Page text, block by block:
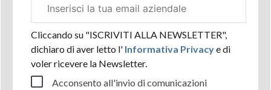
aziendale
Cliccando su "ISCRIVITI ALLA NEWSLETTER",
dichiaro di aver letto l'Informativa Privacye di
voler ricevere la Newsletter.
Acconsento all'invio di comunicazioni